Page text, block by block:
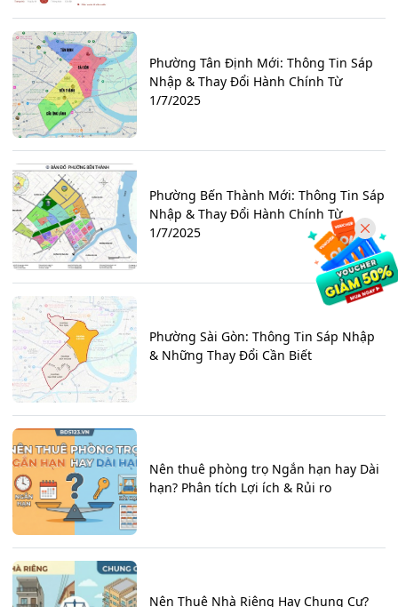
Phường Tân Định Mới: Thông Tin Sáp
Nhập & Thay Đổi Hành Chính Từ
1/7/2025
Phường Bến Thành Mới: Thông Tin Sáp
Nhập & Thay Đổi Hành Chính Từ
1/7/2025
Phường Sài Gòn: Thông Tin Sáp Nhập
& Những Thay Đổi Cần Biết
Nên thuê phòng trọ Ngắn hạn hay Dài
hạn? Phân tích Lợi ích & Rủi ro
Nên Thuê Nhà Riêng Hay Chung Cư?